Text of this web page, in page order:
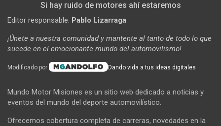
Si hay ruido de motores ahí estaremos
Editor responsable: Pablo Lizarraga
¡Únete a nuestra comunidad y mantente al tanto de todo lo que
sucede en el emocionante mundo del automovilismo!
Modificado por: Dando vida a tus ideas digitales
Mundo Motor Misiones es un sitio web dedicado a noticias y
eventos del mundo del deporte automovilístico.
Ofrecemos cobertura completa de carreras, novedades en la